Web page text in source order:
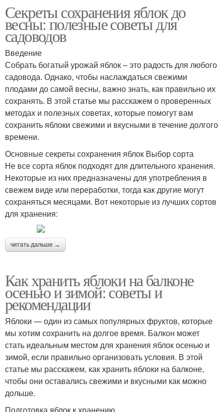
Секреты сохранения яблок до
весны: полезные советы для
садоводов
Введение
Собрать богатый урожай яблок – это радость для любого
садовода. Однако, чтобы наслаждаться свежими
плодами до самой весны, важно знать, как правильно их
сохранять. В этой статье мы расскажем о проверенных
методах и полезных советах, которые помогут вам
сохранить яблоки свежими и вкусными в течение долгого
времени.
Основные секреты сохранения яблок Выбор сорта
Не все сорта яблок подходят для длительного хранения.
Некоторые из них предназначены для употребления в
свежем виде или переработки, тогда как другие могут
сохраняться месяцами. Вот некоторые из лучших сортов
для хранения:
читать дальше →
Как хранить яблоки на балконе
осенью и зимой: советы и
рекомендации
Яблоки — один из самых популярных фруктов, которые
мы хотим сохранить на долгое время. Балкон может
стать идеальным местом для хранения яблок осенью и
зимой, если правильно организовать условия. В этой
статье мы расскажем, как хранить яблоки на балконе,
чтобы они оставались свежими и вкусными как можно
дольше.
Подготовка яблок к хранению